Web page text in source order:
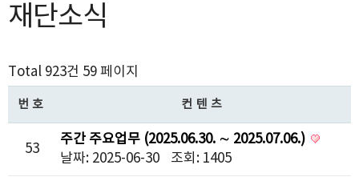
재단소식
Total 923건 59 페이지
번호 컨텐츠
53
주간 주요업무 (2025.06.30. ∼ 2025.07.06.)
날짜: 2025-06-30
조회: 1405